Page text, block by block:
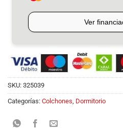
SKU: 325039
Categorías: Colchones, Dormitorio